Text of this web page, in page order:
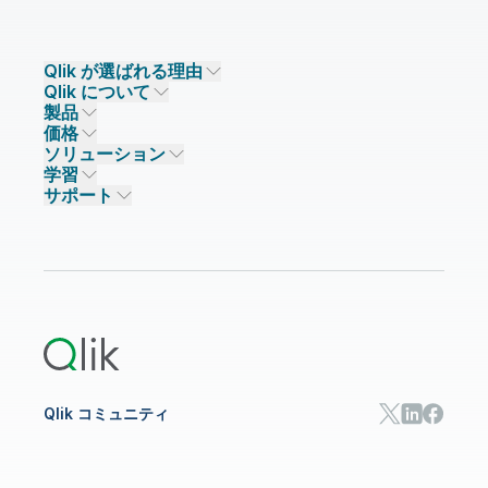
Qlik が選ばれる理由
Qlik が選ばれる理由
信頼とセキュリティ
信頼とプライバシー
信頼と AI
主なテクノロジーパートナー
データソースとターゲット
Qlik について
企業情報
採用情報
ニュースルーム
事業所 / 連絡先
製品
データ統合とデータ品質
Qlik Talend
Qlik Talend Cloud
Talend Data Fabric
価格
データ統合
データ分析
AI / 機械学習
ソリューション
ソリューションパートナー
パートナー検索
学習
イベント
サポート
Qlik コミュニティ